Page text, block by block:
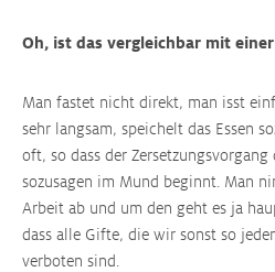
Oh, ist das vergleichbar mit
Man fastet nicht direkt, man isst
sehr langsam, speichelt das Essen
oft, so dass der
sozusagen im Mund beginnt. ​Man
Arbeit ab und um den geht es ja
dass alle Gifte, die wir sonst so
verboten sind.